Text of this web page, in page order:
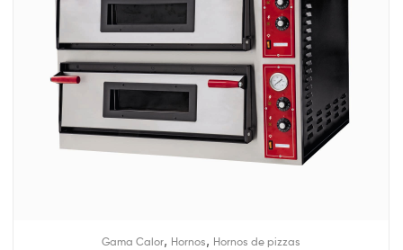
Gama Calor, Hornos, Hornos de pizzas